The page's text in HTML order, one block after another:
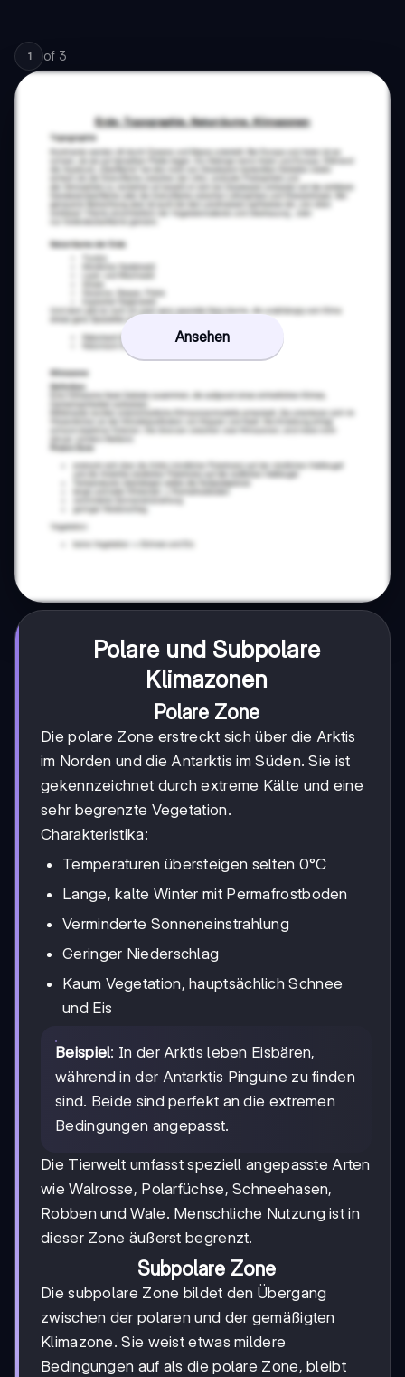
1 of 3
Ansehen
Polare und Subpolare
Klimazonen
Polare Zone
Die polare Zone erstreckt sich über die Arktis
im Norden und die Antarktis im Süden. Sie ist
gekennzeichnet durch extreme Kälte und eine
sehr begrenzte Vegetation.
Charakteristika:
Temperaturen übersteigen selten 0°C
Lange, kalte Winter mit Permafrostboden
Verminderte Sonneneinstrahlung
Geringer Niederschlag
Kaum Vegetation, hauptsächlich Schnee
und Eis
Beispiel: In der Arktis leben Eisbären,
während in der Antarktis Pinguine zu finden
sind. Beide sind perfekt an die extremen
Bedingungen angepasst.
Die Tierwelt umfasst speziell angepasste Arten
wie Walrosse, Polarfüchse, Schneehasen,
Robben und Wale. Menschliche Nutzung ist in
dieser Zone äußerst begrenzt.
Subpolare Zone
Die subpolare Zone bildet den Übergang
zwischen der polaren und der gemäßigten
Klimazone. Sie weist etwas mildere
Bedingungen auf als die polare Zone, bleibt